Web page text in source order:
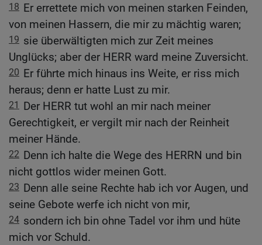
18 Er errettete mich von meinen starken Feinden,
von meinen Hassern, die mir zu mächtig waren;
19 sie überwältigten mich zur Zeit meines
Unglücks; aber der HERR ward meine Zuversicht.
20 Er führte mich hinaus ins Weite, er riss mich
heraus; denn er hatte Lust zu mir.
21
Der HERR tut wohl an mir nach meiner
Gerechtigkeit, er vergilt mir nach der Reinheit
meiner Hände.
22 Denn ich halte die Wege des HERRN und bin
nicht gottlos wider meinen Gott.
23 Denn alle seine Rechte hab ich vor Augen, und
seine Gebote werfe ich nicht von mir,
24 sondern ich bin ohne Tadel vor ihm und hüte
mich vor Schuld.